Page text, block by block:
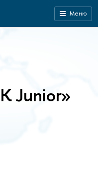
Меню
Junior»